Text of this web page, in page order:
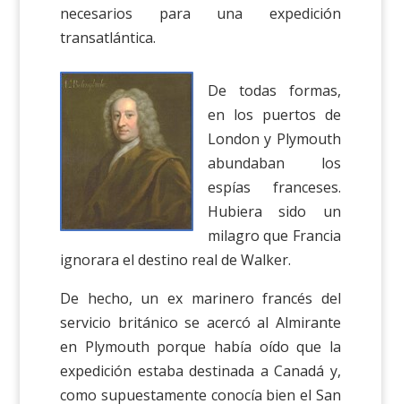
necesarios para una expedición
transatlántica.
De todas formas,
en los puertos de
London y Plymouth
abundaban los
espías franceses.
Hubiera sido un
milagro que Francia
ignorara el destino real de Walker.
De hecho, un ex marinero francés del
servicio británico se acercó al Almirante
en Plymouth porque había oído que la
expedición estaba destinada a Canadá y,
como supuestamente conocía bien el San